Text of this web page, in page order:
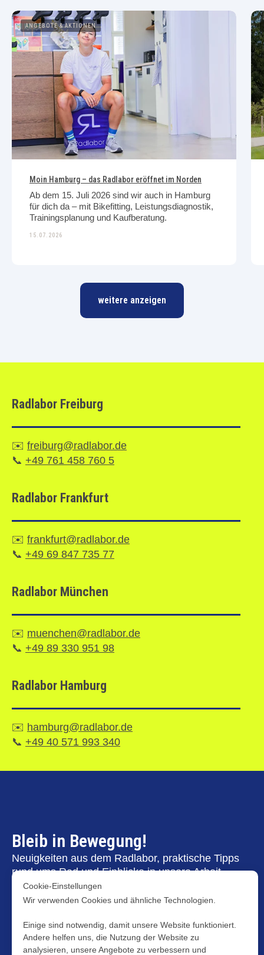
ANGEBOTE & AKTIONEN
Moin Hamburg – das Radlabor eröffnet im Norden
Ab dem 15. Juli 2026 sind wir auch in Hamburg
für dich da – mit Bikefitting, Leistungsdiagnostik,
Trainingsplanung und Kaufberatung.
15.07.2026
weitere anzeigen
Radlabor Freiburg
✉️ freiburg@radlabor.de
📞 +49 761 458 760 5
Radlabor Frankfurt
✉️ frankfurt@radlabor.de
📞 +49 69 847 735 77
Radlabor München
✉️ muenchen@radlabor.de
📞 +49 89 330 951 98
Radlabor Hamburg
✉️ hamburg@radlabor.de
📞 +49 40 571 993 340
Bleib in Bewegung!
Neuigkeiten aus dem Radlabor, praktische Tipps
rund ums Rad und Einblicke in unsere Arbeit –
direkt in dein Postfach. Persönlich, relevant und
nur dann, wenn es wirklich etwas zu erzählen gibt.
Cookie-Einstellungen
Wir verwenden Cookies und ähnliche Technologien.
Einige sind notwendig, damit unsere Website funktioniert.
Andere helfen uns, die Nutzung der Website zu
analysieren, unsere Angebote zu verbessern und